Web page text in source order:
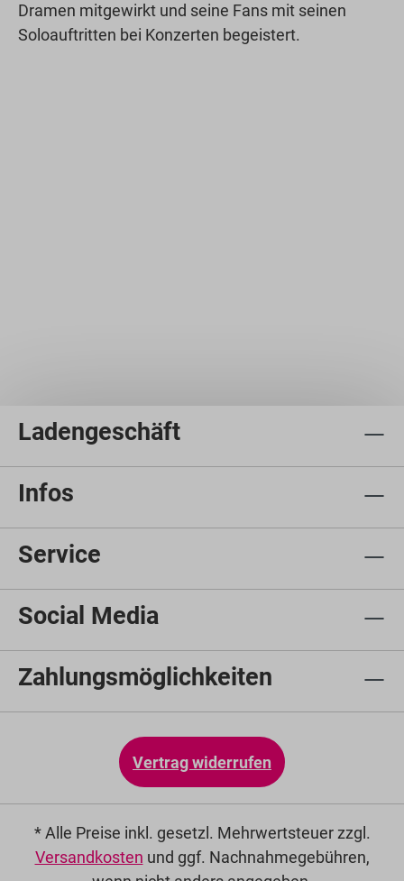
Dramen mitgewirkt und seine Fans mit seinen
Soloauftritten bei Konzerten begeistert.
Ladengeschäft
Infos
Service
Social Media
Zahlungsmöglichkeiten
Vertrag widerrufen
* Alle Preise inkl. gesetzl. Mehrwertsteuer zzgl.
Versandkosten und ggf. Nachnahmegebühren,